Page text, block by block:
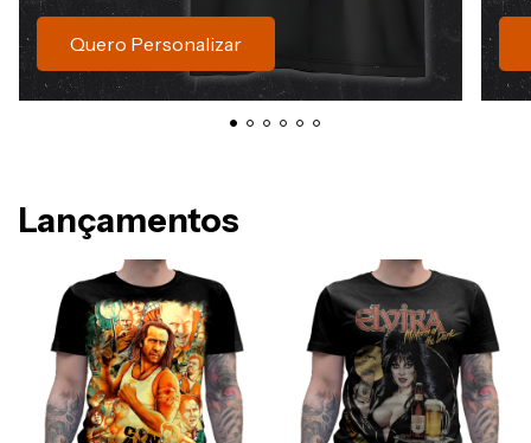
Quero Personalizar
Lançamentos